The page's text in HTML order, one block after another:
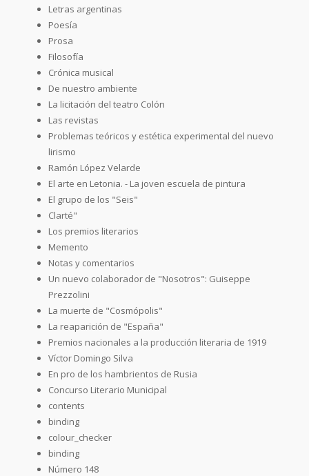
Letras argentinas
Poesía
Prosa
Filosofía
Crónica musical
De nuestro ambiente
La licitación del teatro Colón
Las revistas
Problemas teóricos y estética experimental del nuevo
lirismo
Ramón López Velarde
El arte en Letonia. - La joven escuela de pintura
El grupo de los "Seis"
Clarté"
Los premios literarios
Memento
Notas y comentarios
Un nuevo colaborador de "Nosotros": Guiseppe
Prezzolini
La muerte de "Cosmópolis"
La reaparición de "España"
Premios nacionales a la producción literaria de 1919
Víctor Domingo Silva
En pro de los hambrientos de Rusia
Concurso Literario Municipal
contents
binding
colour_checker
binding
Número 148